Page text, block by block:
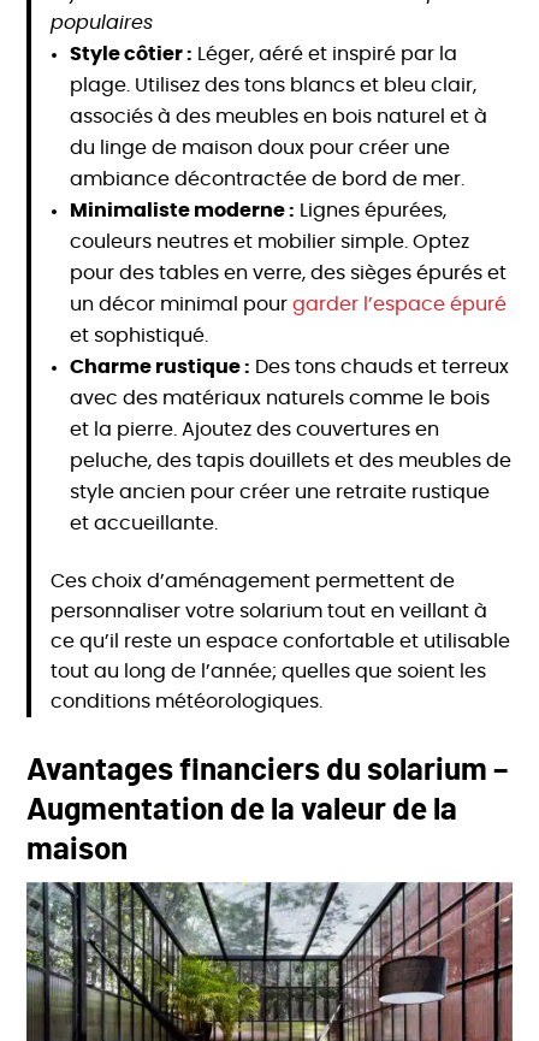
populaires
Style côtier : Léger, aéré et inspiré par la
plage. Utilisez des tons blancs et bleu clair,
associés à des meubles en bois naturel et à
du linge de maison doux pour créer une
ambiance décontractée de bord de mer.
Minimaliste moderne : Lignes épurées,
couleurs neutres et mobilier simple. Optez
pour des tables en verre, des sièges épurés et
un décor minimal pourgarder l’espace épuré
et sophistiqué.
Charme rustique : Des tons chauds et terreux
avec des matériaux naturels comme le bois
et la pierre. Ajoutez des couvertures en
peluche, des tapis douillets et des meubles de
style ancien pour créer une retraite rustique
et accueillante.
Ces choix d’aménagement permettent de
personnaliser votre solarium tout en veillant à
ce qu’il reste un espace confortable et utilisable
tout au long de l’année; quelles que soient les
conditions météorologiques.
Avantages financiers du solarium –
Augmentation de la valeur de la
maison